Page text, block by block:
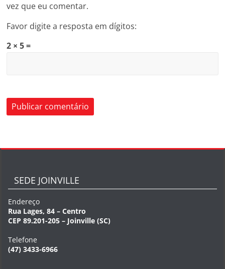
vez que eu comentar.
Favor digite a resposta em dígitos:
2 × 5 =
SEDE JOINVILLE
Endereço
Rua Lages, 84 – Centro
CEP 89.201-205 – Joinville (SC)
Telefone
(47) 3433-6966